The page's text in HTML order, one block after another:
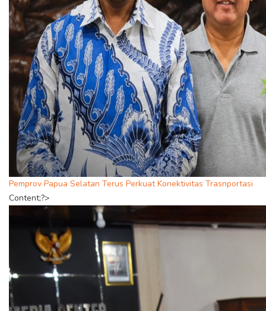
Pemprov Papua Selatan Terus Perkuat Konektivitas Trasnportasi
Content;?>